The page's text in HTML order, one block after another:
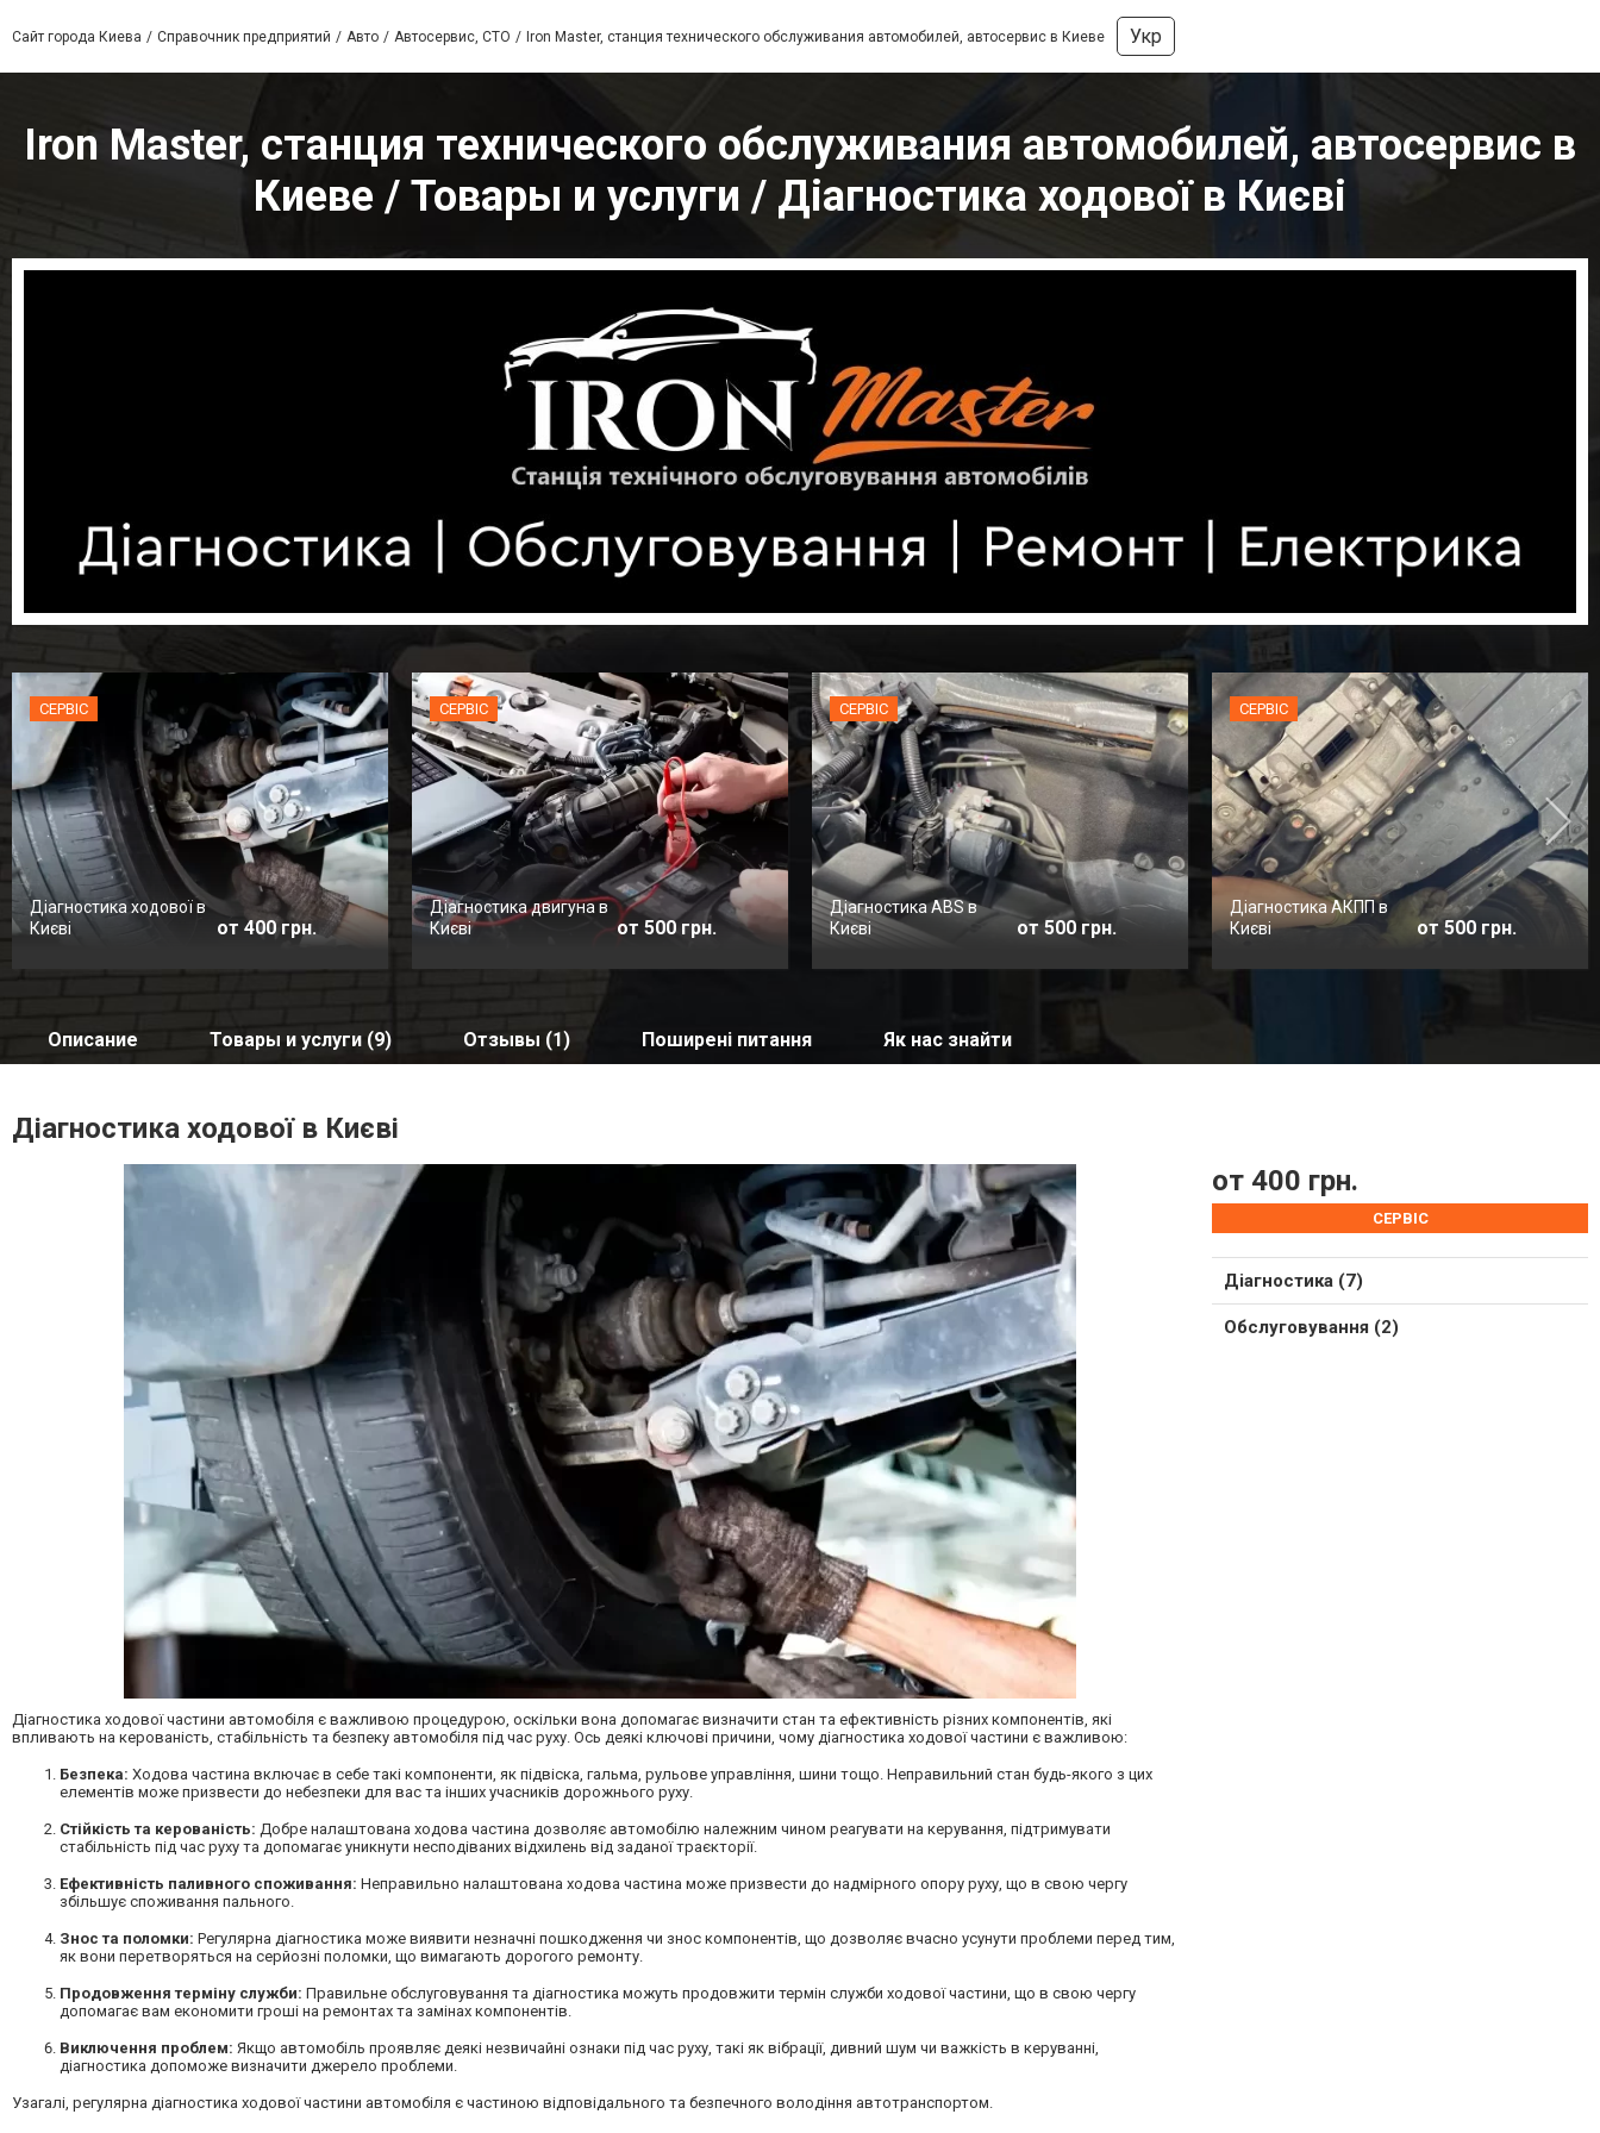
Сайт города Киева Справочник предприятий Авто Автосервис, СТО Iron Master, станция технического обслуживания автомобилей, автосервис в Киеве Укр
Iron Master, станция технического обслуживания автомобилей, автосервис в
Киеве / Товары и услуги / Діагностика ходової в Києві
СЕРВІС
Діагностика ходової в
Києві
от 400 грн.
СЕРВІС
Діагностика двигуна в
Києві
от 500 грн.
СЕРВІС
Діагностика ABS в
Києві
от 500 грн.
СЕРВІС
Діагностика АКПП в
Києві
от 500 грн.
Описание Товары и услуги (9) Отзывы (1) Поширені питання Як нас знайти
Діагностика ходової в Києві
Діагностика ходової частини автомобіля є важливою процедурою, оскільки вона допомагає визначити стан та ефективність різних компонентів, які
впливають на керованість, стабільність та безпеку автомобіля під час руху. Ось деякі ключові причини, чому діагностика ходової частини є важливою:
Безпека: Ходова частина включає в себе такі компоненти, як підвіска, гальма, рульове управління, шини тощо. Неправильний стан будь-якого з цих
елементів може призвести до небезпеки для вас та інших учасників дорожнього руху.
Стійкість та керованість: Добре налаштована ходова частина дозволяє автомобілю належним чином реагувати на керування, підтримувати
стабільність під час руху та допомагає уникнути несподіваних відхилень від заданої траєкторії.
Ефективність паливного споживання: Неправильно налаштована ходова частина може призвести до надмірного опору руху, що в свою чергу
збільшує споживання пального.
Знос та поломки: Регулярна діагностика може виявити незначні пошкодження чи знос компонентів, що дозволяє вчасно усунути проблеми перед тим,
як вони перетворяться на серйозні поломки, що вимагають дорогого ремонту.
Продовження терміну служби: Правильне обслуговування та діагностика можуть продовжити термін служби ходової частини, що в свою чергу
допомагає вам економити гроші на ремонтах та замінах компонентів.
Виключення проблем: Якщо автомобіль проявляє деякі незвичайні ознаки під час руху, такі як вібрації, дивний шум чи важкість в керуванні,
діагностика допоможе визначити джерело проблеми.
Узагалі, регулярна діагностика ходової частини автомобіля є частиною відповідального та безпечного володіння автотранспортом.
от 400 грн.
СЕРВІС
Діагностика (7)
Обслуговування (2)